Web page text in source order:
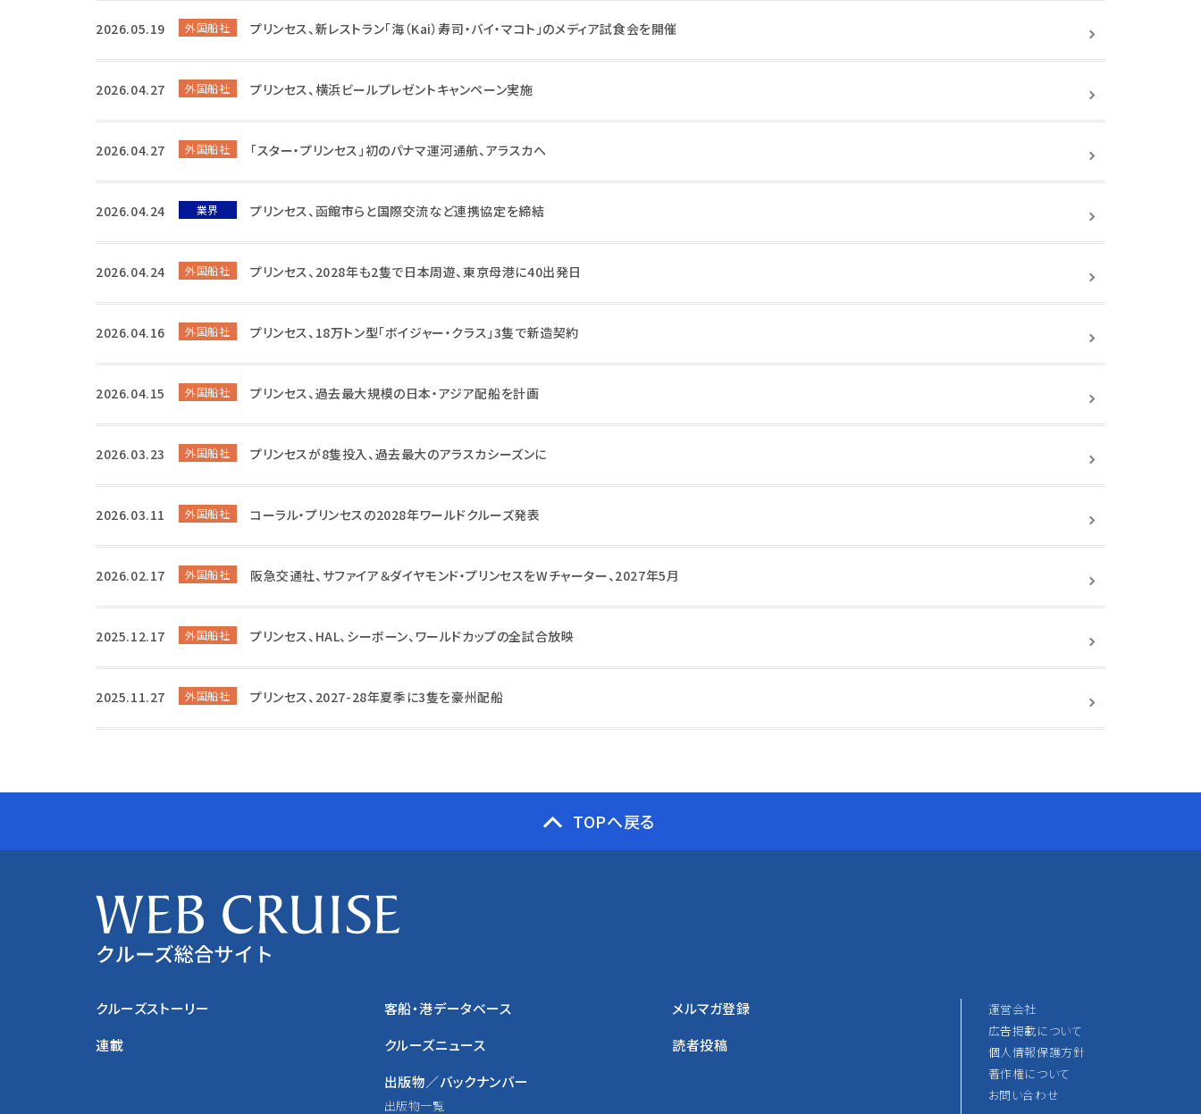
2026.05.19 外国船社 プリンセス、新レストラン「海（Kai）寿司・バイ・マコト」のメディア試食会を開催
2026.04.27 外国船社 プリンセス、横浜ビールプレゼントキャンペーン実施
2026.04.27 外国船社 「スター・プリンセス」初のパナマ運河通航、アラスカへ
2026.04.24 業界 プリンセス、函館市らと国際交流など連携協定を締結
2026.04.24 外国船社 プリンセス、2028年も2隻で日本周遊、東京母港に40出発日
2026.04.16 外国船社 プリンセス、18万トン型「ボイジャー・クラス」3隻で新造契約
2026.04.15 外国船社 プリンセス、過去最大規模の日本・アジア配船を計画
2026.03.23 外国船社 プリンセスが8隻投入、過去最大のアラスカシーズンに
2026.03.11 外国船社 コーラル・プリンセスの2028年ワールドクルーズ発表
2026.02.17 外国船社 阪急交通社、サファイア＆ダイヤモンド・プリンセスをWチャーター、2027年5月
2025.12.17 外国船社 プリンセス、HAL、シーボーン、ワールドカップの全試合放映
2025.11.27 外国船社 プリンセス、2027-28年夏季に3隻を豪州配船
TOPへ戻る
クルーズストーリー
連載
客船・港データベース
クルーズニュース
出版物／バックナンバー
出版物一覧
メルマガ登録
読者投稿
運営会社
広告掲載について
個人情報保護方針
著作権について
お問い合わせ